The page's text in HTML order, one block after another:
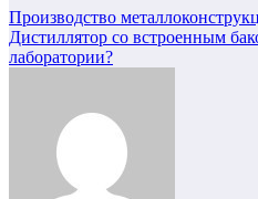
Навигация
по
Производство
Дистиллятор со встроенным
лаборатории?